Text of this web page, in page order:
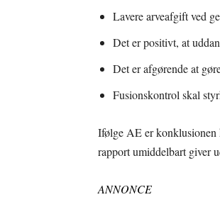
Lavere arveafgift ved
Det er positivt, at
Det er afgørende at
Fusionskontrol skal
Ifølge AE er konklusionen
rapport umiddelbart giver
ANNONCE